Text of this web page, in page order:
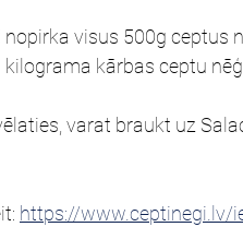
visus 500g ceptus
kārbas ceptu
varat braukt uz
https://www.ceptinegi.lv/